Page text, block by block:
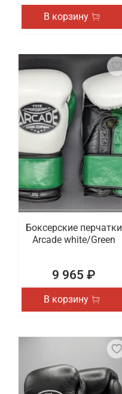
В корзину
Боксерские перчатки
Arcade white/Green
9 965 ₽
В корзину